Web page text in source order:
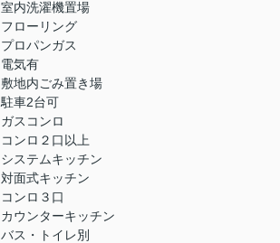
室内洗濯機置場
フローリング
プロパンガス
電気有
敷地内ごみ置き場
駐車2台可
ガスコンロ
コンロ２口以上
システムキッチン
対面式キッチン
コンロ３口
カウンターキッチン
バス・トイレ別